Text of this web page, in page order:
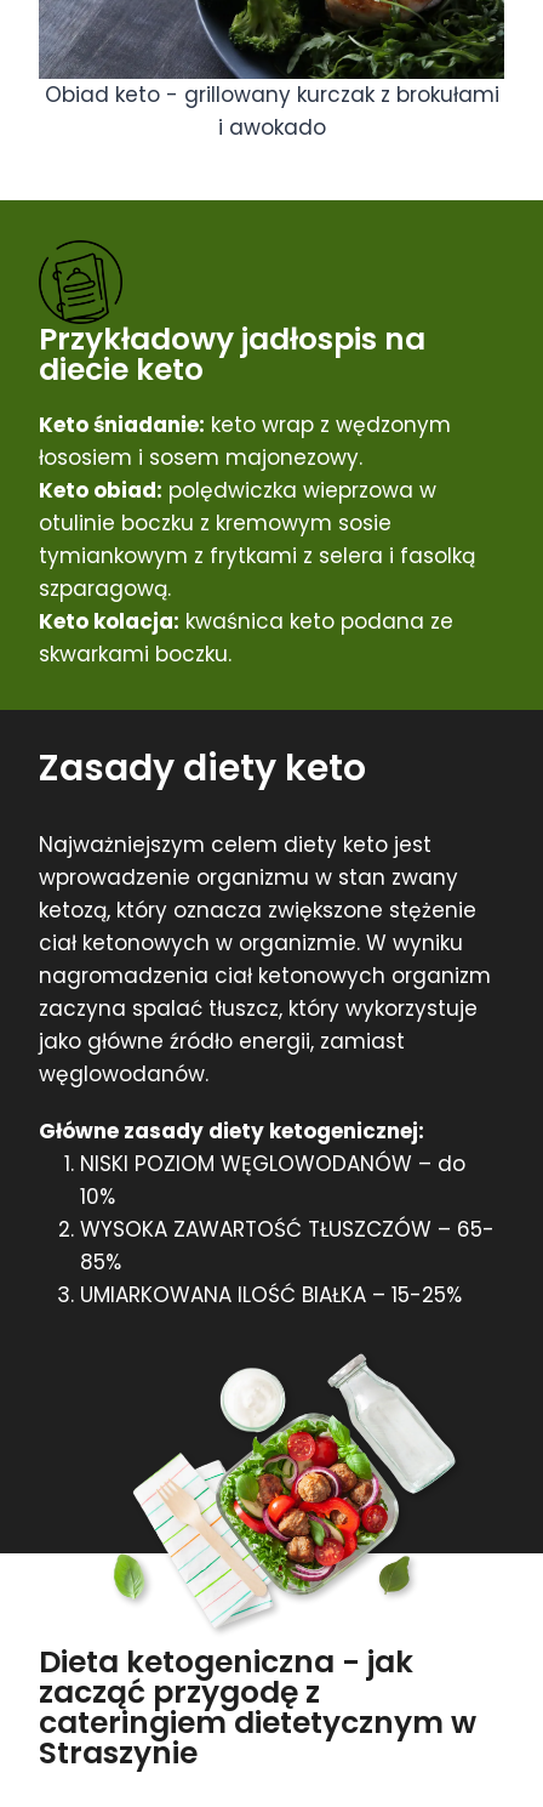
Obiad keto - grillowany kurczak z brokułami
i awokado
Przykładowy jadłospis na
diecie keto
Keto śniadanie: keto wrap z wędzonym
łososiem i sosem majonezowy.
Keto obiad: polędwiczka wieprzowa w
otulinie boczku z kremowym sosie
tymiankowym z frytkami z selera i fasolką
szparagową.
Keto kolacja: kwaśnica keto podana ze
skwarkami boczku.
Zasady diety keto
Najważniejszym celem diety keto jest
wprowadzenie organizmu w stan zwany
ketozą, który oznacza zwiększone stężenie
ciał ketonowych w organizmie. W wyniku
nagromadzenia ciał ketonowych organizm
zaczyna spalać tłuszcz, który wykorzystuje
jako główne źródło energii, zamiast
węglowodanów.
Główne zasady diety ketogenicznej:
NISKI POZIOM WĘGLOWODANÓW – do
10%
WYSOKA ZAWARTOŚĆ TŁUSZCZÓW – 65-
85%
UMIARKOWANA ILOŚĆ BIAŁKA – 15-25%
Dieta ketogeniczna - jak
zacząć przygodę z
cateringiem dietetycznym w
Straszynie